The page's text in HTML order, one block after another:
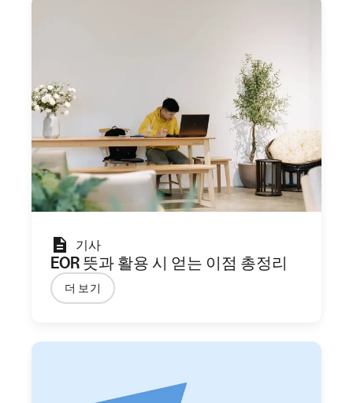
기사
EOR 뜻과 활용 시 얻는 이점 총정리
더 보기